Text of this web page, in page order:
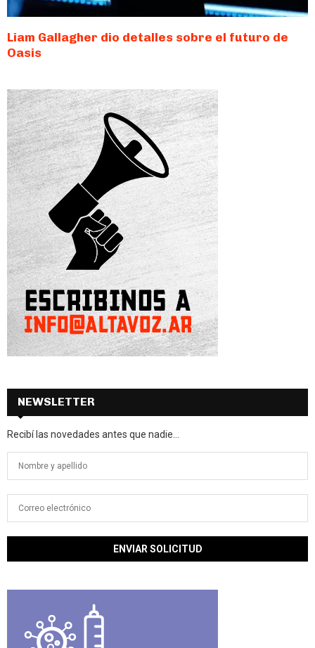
Liam Gallagher dio detalles sobre el futuro de
Oasis
NEWSLETTER
Recibí las novedades antes que nadie...